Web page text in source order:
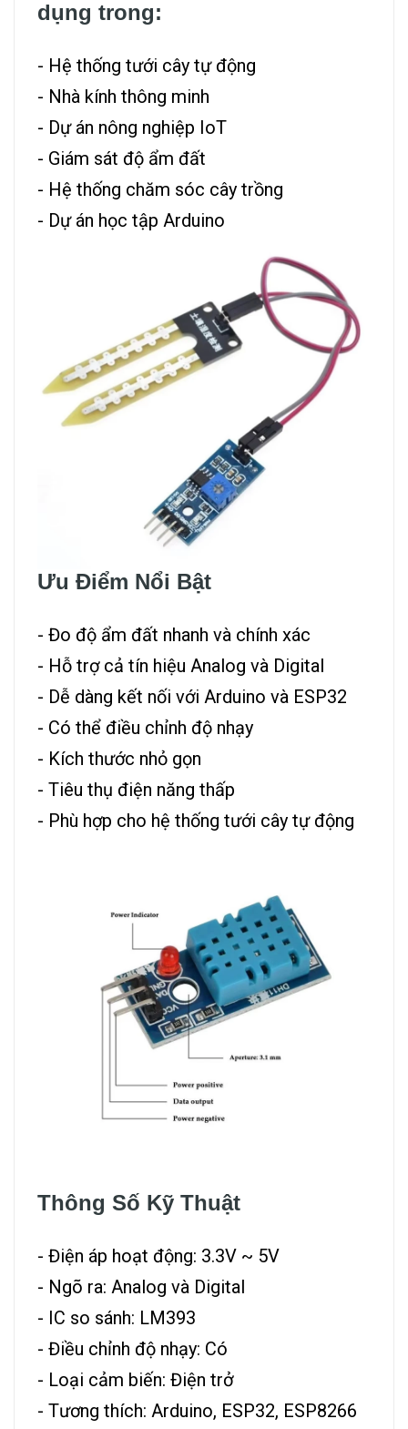
dụng trong:
- Hệ thống tưới cây tự động
- Nhà kính thông minh
- Dự án nông nghiệp IoT
- Giám sát độ ẩm đất
- Hệ thống chăm sóc cây trồng
- Dự án học tập Arduino
Ưu Điểm Nổi Bật
- Đo độ ẩm đất nhanh và chính xác
- Hỗ trợ cả tín hiệu Analog và Digital
- Dễ dàng kết nối với Arduino và ESP32
- Có thể điều chỉnh độ nhạy
- Kích thước nhỏ gọn
- Tiêu thụ điện năng thấp
- Phù hợp cho hệ thống tưới cây tự động
Thông Số Kỹ Thuật
- Điện áp hoạt động: 3.3V ~ 5V
- Ngõ ra: Analog và Digital
- IC so sánh: LM393
- Điều chỉnh độ nhạy: Có
- Loại cảm biến: Điện trở
- Tương thích: Arduino, ESP32, ESP8266